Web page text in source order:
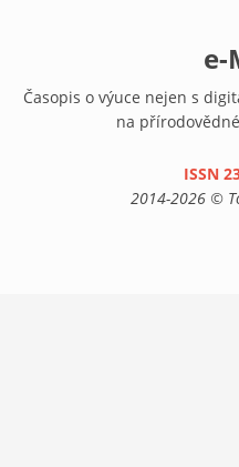
e-
Časopis o výuce nejen s
na
ISSN
2014-2026 ©